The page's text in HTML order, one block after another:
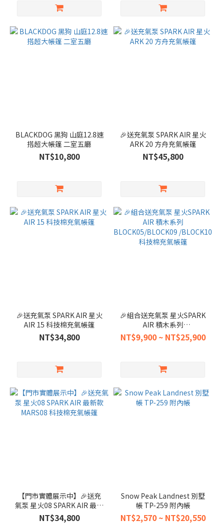
BLACKDOG 黑狗 山庭12.8速
搭超大帳篷 二室五廳
NT$10,800
🎉送充氣泵 SPARK AIR 星火
ARK 20 方舟充氣帳篷
NT$45,800
🎉送充氣泵 SPARK AIR 星火
AIR 15 科技棉充氣帳篷
NT$34,800
🎉組合送充氣泵 星火SPARK
AIR 積木系列
BLOCK05/BLOCK09
/BLOCK10科技棉充氣帳篷
NT$9,900 ~ NT$25,900
【門市實體展示中】🎉送充
氣泵 星火08 SPARK AIR 最新
款 MARS08 科技棉充氣帳篷
NT$34,800
Snow Peak Landnest 別墅
帳 TP-259 附內帳
NT$2,570 ~ NT$20,550